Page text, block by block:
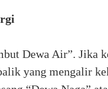
Dewa Air”.
yang mengalir